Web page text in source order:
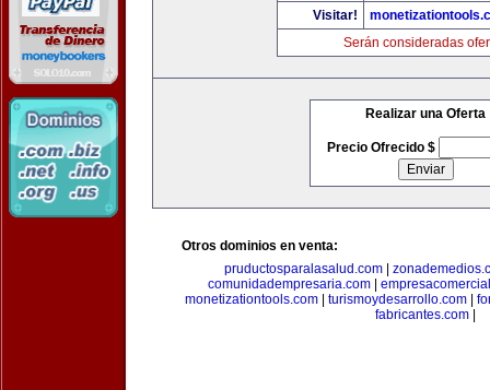
Visitar!
Serán consideradas
Realizar una Oferta
Precio Ofrecido $
Otros dominios en venta:
pruductosparalasalud.com|
comunidadempresaria.com
monetizationtools.com| turismoydesarrollo.com|
fabricantes.com